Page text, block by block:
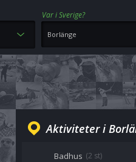
Var i Sverige?
Aktiviteter i
Badhus (2 st)